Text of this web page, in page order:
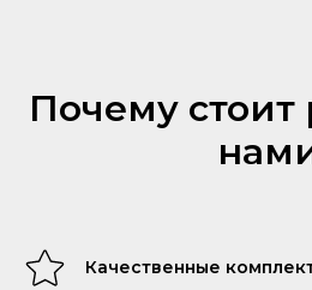
Почему стоит
Качественные